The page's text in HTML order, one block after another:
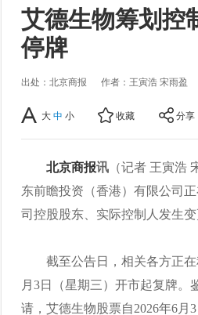
艾德生物筹划控
停牌
出处：北京商报 作者：王寅浩 宋雨盈
大 中 小 收藏 分享
北京商报讯 （记者 王寅浩
东前瞻投资（香港）有限公司
司控股股东、实际控制人发生变
截至公告日，相关各方正
月3日（星期三）开市起复牌
请，艾德生物股票自2026年6月